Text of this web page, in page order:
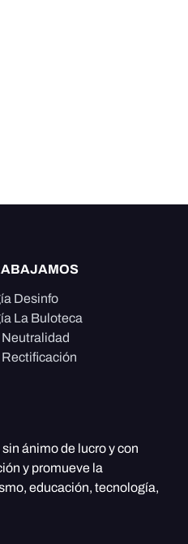
Desinfo
La Buloteca
sin ánimo de lucro y con
y promueve la
educación, tecnología,